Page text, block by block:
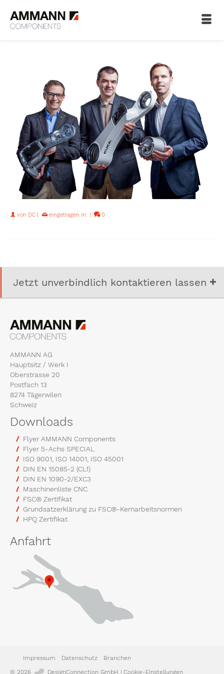
von DC eingetragen in: 0
Jetzt unverbindlich kontaktieren lassen
AMMANN AG
Hauptsitz / Werk I
Oberstrasse 20
Postfach 13
8274 Tägerwilen
Schweiz
Downloads
Flyer AMMANN Components
Flyer 5-Achs SPECIAL
ISO 9001, ISO 14001, ISO 45001
DIN EN 15085-2 (CL1)
DIN EN 1090-2/EXC3
Maschinenliste CNC
FSC® Zertifikat
Grundsatzerklärung zu FSC®-Kernarbeitsnormen
HPQ Zertifikat
Anfahrt
Impressum Datenschutz Branchen
© 2026 DesignConnection GmbH | Cookie-Einstellungen